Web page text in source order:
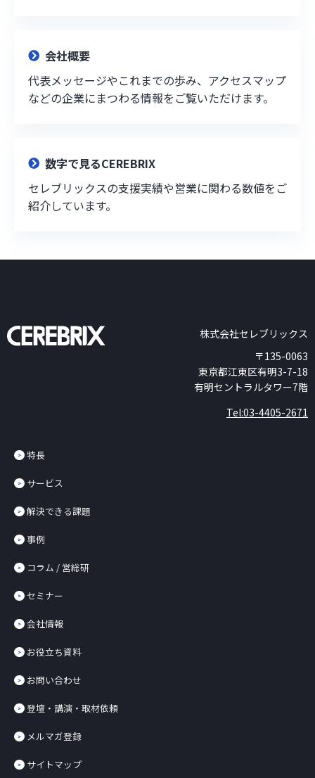
会社概要
代表メッセージやこれまでの歩み、アクセスマップ
などの企業にまつわる情報をご覧いただけます。
数字で見るCEREBRIX
セレブリックスの支援実績や営業に関わる数値をご
紹介しています。
株式会社セレブリックス
〒135-0063
東京都江東区有明3-7-18
有明セントラルタワー7階
Tel:03-4405-2671
特長
サービス
解決できる課題
事例
コラム / 営総研
セミナー
会社情報
お役立ち資料
お問い合わせ
登壇・講演・取材依頼
メルマガ登録
サイトマップ